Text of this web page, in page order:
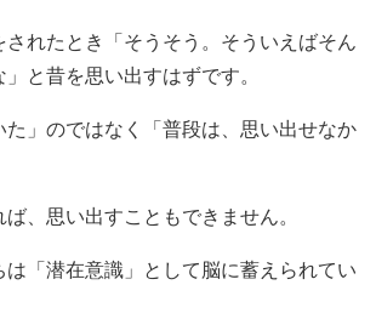
されたとき「そうそう。そういえばそん
と昔を思い出すはずです。
た」のではなく「普段は、思い出せなか
、思い出すこともできません。
は「潜在意識」として脳に蓄えられてい